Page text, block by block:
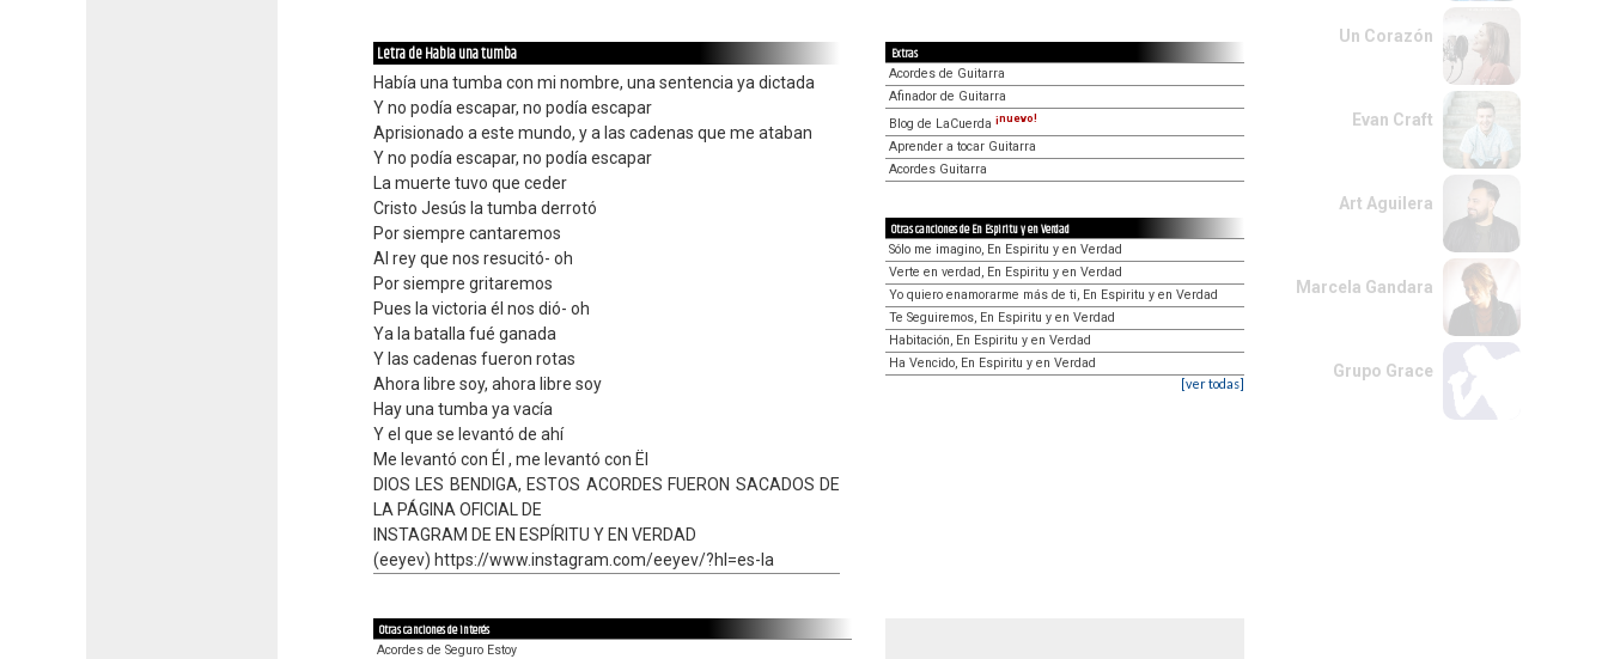
Letra de HabIa una tumba
Había una tumba con mi nombre, una sentencia ya dictada
Y no podía escapar, no podía escapar
Aprisionado a este mundo, y a las cadenas que me ataban
Y no podía escapar, no podía escapar
La muerte tuvo que ceder
Cristo Jesús la tumba derrotó
Por siempre cantaremos
Al rey que nos resucitó- oh
Por siempre gritaremos
Pues la victoria él nos dió- oh
Ya la batalla fué ganada
Y las cadenas fueron rotas
Ahora libre soy, ahora libre soy
Hay una tumba ya vacía
Y el que se levantó de ahí
Me levantó con Él , me levantó con Ël
DIOS LES BENDIGA, ESTOS ACORDES FUERON SACADOS DE
LA PÁGINA OFICIAL DE
INSTAGRAM DE EN ESPÍRITU Y EN VERDAD
(eeyev) https://www.instagram.com/eeyev/?hl=es-la
Extras
Acordes de Guitarra
Afinador de Guitarra
Blog de LaCuerda ¡nuevo!
Aprender a tocar Guitarra
Acordes Guitarra
Otras canciones de En Espiritu y en Verdad
Sólo me imagino, En Espiritu y en Verdad
Verte en verdad, En Espiritu y en Verdad
Yo quiero enamorarme más de ti, En Espiritu y en Verdad
Te Seguiremos, En Espiritu y en Verdad
Habitación, En Espiritu y en Verdad
Ha Vencido, En Espiritu y en Verdad
[ver todas]
Otras canciones de interés
Acordes de Seguro Estoy
Un Corazón
Evan Craft
Art Aguilera
Marcela Gandara
Grupo Grace